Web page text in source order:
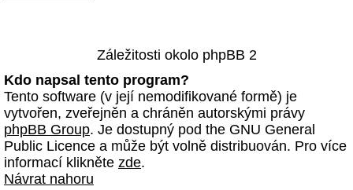
Záležitosti okolo phpBB 2
Kdo napsal tento program?
Tento software (v její nemodifikované formě) je
vytvořen, zveřejněn a chráněn autorskými právy
phpBB Group. Je dostupný pod the GNU General
Public Licence a může být volně distribuován. Pro více
informací klikněte zde.
Návrat nahoru